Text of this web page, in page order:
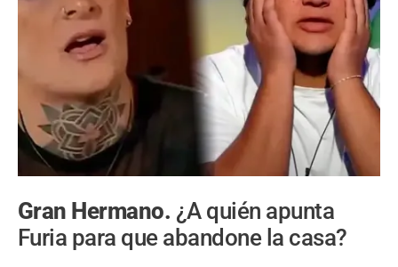
Gran Hermano. ¿A quién apunta
Furia para que abandone la casa?